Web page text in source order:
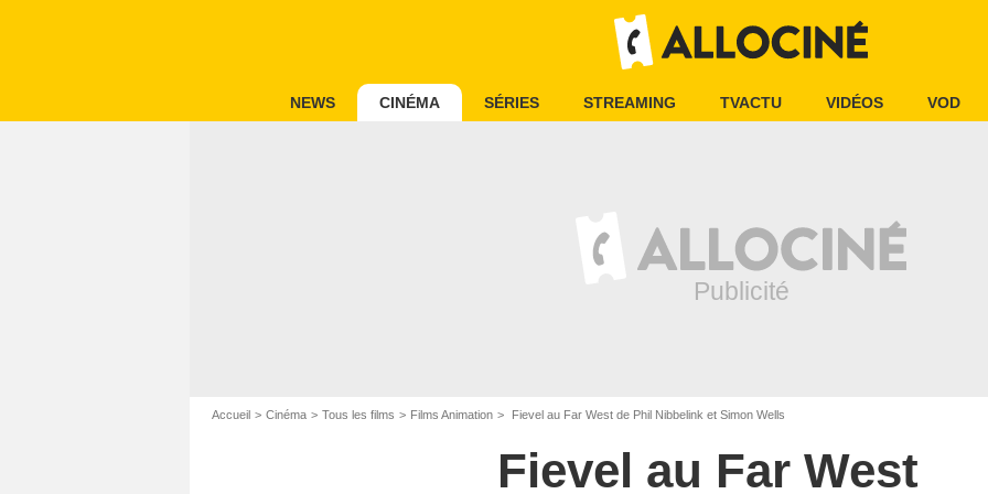
NEWS CINÉMA SÉRIES STREAMING TVACTU VIDÉOS VOD
Accueil Cinéma Tous les films Films Animation Fievel au Far West de Phil Nibbelink et Simon Wells
Fievel au Far West